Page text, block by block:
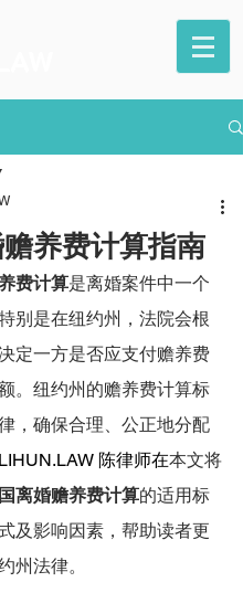
养费计算指南
费计算是离婚案件中一个
别是在纽约州，法院会根
定一方是否应支付赡养费
。纽约州的赡养费计算标
，确保合理、公正地分配
LIHUN.LAW 陈律师在本文将
离婚赡养费计算的适用标
及影响因素，帮助读者更
州法律。